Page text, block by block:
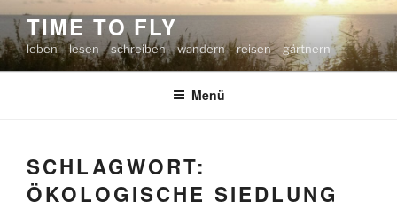
Zum
Inhalt
springen
TIME TO FLY
leben – lesen – schreiben – wandern – reisen – gärtnern
Menü
SCHLAGWORT:
ÖKOLOGISCHE SIEDLUNG